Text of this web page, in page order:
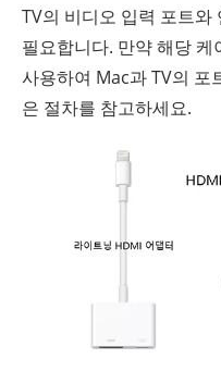
TV의 비디오 입력 포트와
필요합니다. 만약 해당
사용하여 Mac과 TV의 포
은 절차를 참고하세요.